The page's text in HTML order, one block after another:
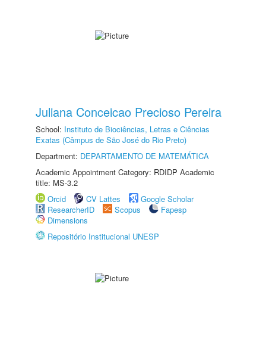
Juliana Conceicao Precioso Pereira
School: Instituto de Biociências, Letras e Ciências
Exatas (Câmpus de São José do Rio Preto)
Department: DEPARTAMENTO DE MATEMÁTICA
Academic Appointment Category: RDIDP Academic
title: MS-3.2
Orcid
CV Lattes
Google Scholar
ResearcherID
Scopus
Fapesp
Dimensions
Repositório Institucional UNESP